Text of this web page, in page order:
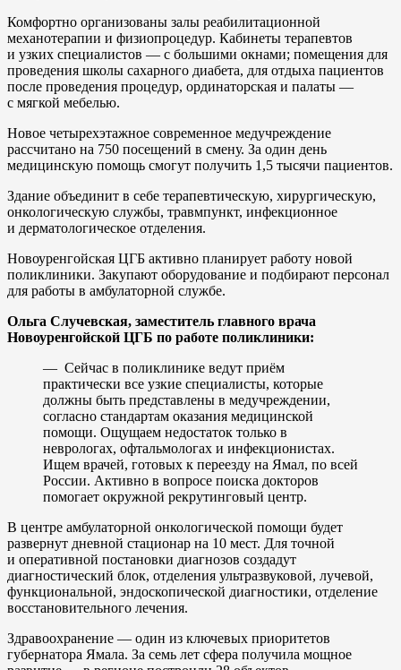
Комфортно организованы залы реабилитационной
механотерапии и физиопроцедур. Кабинеты терапевтов
и узких специалистов — с большими окнами; помещения для
проведения школы сахарного диабета, для отдыха пациентов
после проведения процедур, ординаторская и палаты —
с мягкой мебелью.
Новое четырехэтажное современное медучреждение
рассчитано на 750 посещений в смену. За один день
медицинскую помощь смогут получить 1,5 тысячи пациентов.
Здание объединит в себе терапевтическую, хирургическую,
онкологическую службы, травмпункт, инфекционное
и дерматологическое отделения.
Новоуренгойская ЦГБ активно планирует работу новой
поликлиники. Закупают оборудование и подбирают персонал
для работы в амбулаторной службе.
Ольга Случевская, заместитель главного врача
Новоуренгойской ЦГБ по работе поликлиники:
— Сейчас в поликлинике ведут приём
практически все узкие специалисты, которые
должны быть представлены в медучреждении,
согласно стандартам оказания медицинской
помощи. Ощущаем недостаток только в
неврологах, офтальмологах и инфекционистах.
Ищем врачей, готовых к переезду на Ямал, по всей
России. Активно в вопросе поиска докторов
помогает окружной рекрутинговый центр.
В центре амбулаторной онкологической помощи будет
развернут дневной стационар на 10 мест. Для точной
и оперативной постановки диагнозов создадут
диагностический блок, отделения ультразвуковой, лучевой,
функциональной, эндоскопической диагностики, отделение
восстановительного лечения.
Здравоохранение — один из ключевых приоритетов
губернатора Ямала. За семь лет сфера получила мощное